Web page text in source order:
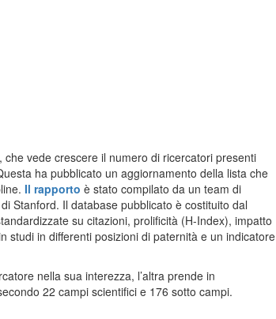
vede crescere il numero di ricercatori presenti
ha pubblicato un aggiornamento della lista che
Il rapporto è stato compilato da un team di
Stanford. Il database pubblicato è costituito dal
su citazioni, prolificità (H-Index), impatto
studi in differenti posizioni di paternità e un indicatore
nella sua interezza, l’altra prende in
22 campi scientifici e 176 sotto campi.